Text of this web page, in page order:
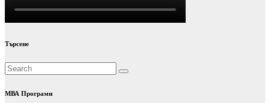
Търсене
МВА Програми